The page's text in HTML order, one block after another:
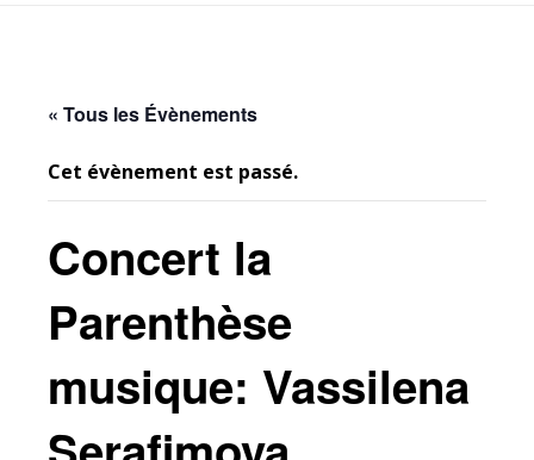
« Tous les Évènements
Cet évènement est passé.
Concert la
Parenthèse
musique: Vassilena